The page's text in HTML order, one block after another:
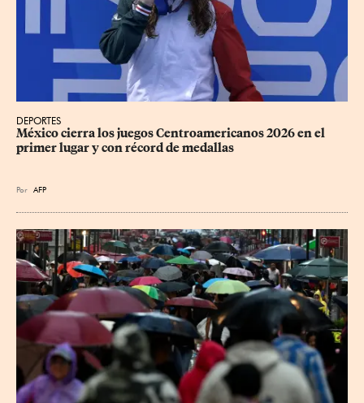
DEPORTES
México cierra los juegos Centroamericanos 2026 en el
primer lugar y con récord de medallas
Por AFP